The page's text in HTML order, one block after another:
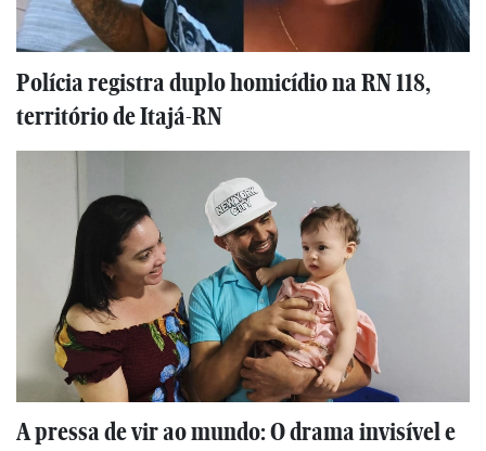
Polícia registra duplo homicídio na RN 118,
território de Itajá-RN
A pressa de vir ao mundo: O drama invisível e